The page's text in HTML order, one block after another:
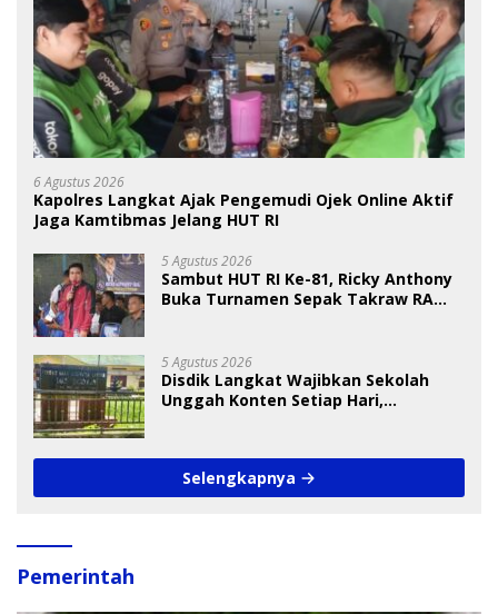
6 Agustus 2026
Kapolres Langkat Ajak Pengemudi Ojek Online Aktif
Jaga Kamtibmas Jelang HUT RI
5 Agustus 2026
Sambut HUT RI Ke-81, Ricky Anthony
Buka Turnamen Sepak Takraw RA
5 Agustus 2026
Disdik Langkat Wajibkan Sekolah
Unggah Konten Setiap Hari,
Selengkapnya
Pemerintah